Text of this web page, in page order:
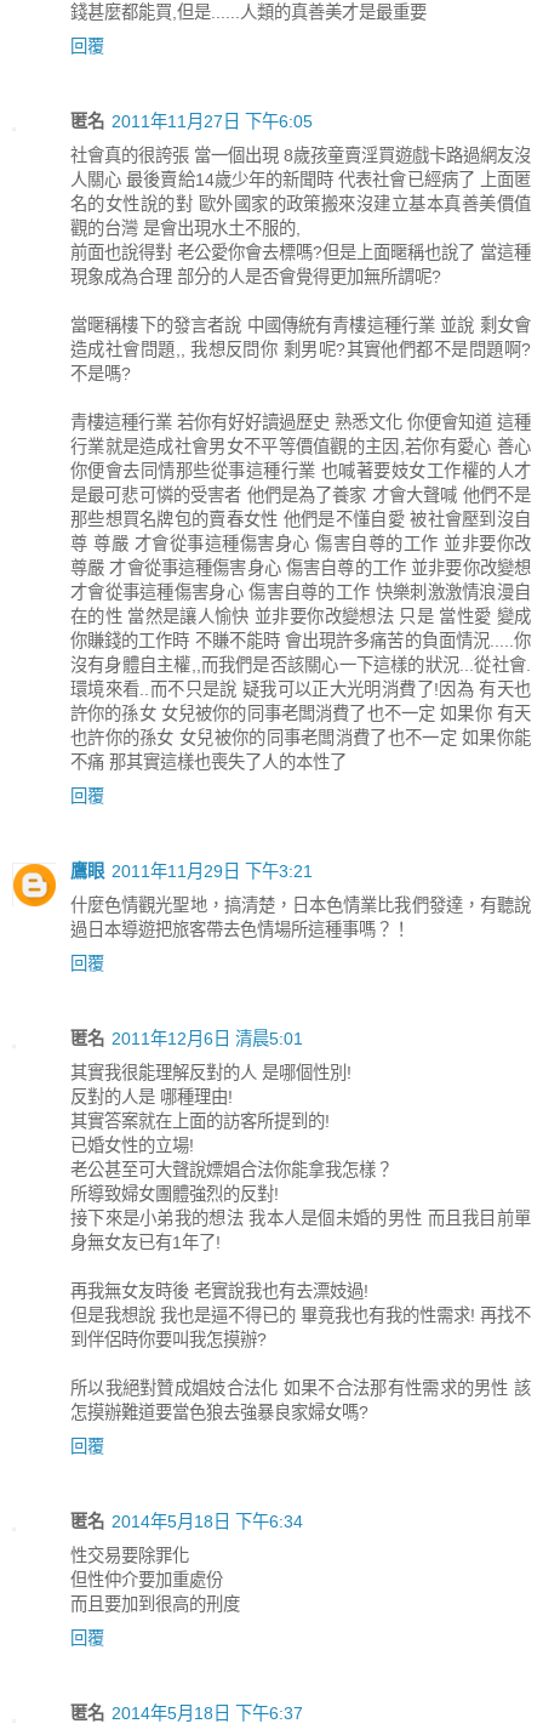
錢甚麼都能買,但是......人類的真善美才是最重要
回覆
匿名 2011年11月27日 下午6:05
社會真的很誇張 當一個出現 8歲孩童賣淫買遊戲卡路過網友沒
人關心 最後賣給14歲少年的新聞時 代表社會已經病了 上面匿
名的女性說的對 歐外國家的政策搬來沒建立基本真善美價值
觀的台灣 是會出現水土不服的,
前面也說得對 老公愛你會去標嗎?但是上面暱稱也說了 當這種
現象成為合理 部分的人是否會覺得更加無所謂呢?
當暱稱樓下的發言者說 中國傳統有青樓這種行業 並說 剩女會
造成社會問題,, 我想反問你 剩男呢?其實他們都不是問題啊?
不是嗎?
青樓這種行業 若你有好好讀過歷史 熟悉文化 你便會知道 這種
行業就是造成社會男女不平等價值觀的主因,若你有愛心 善心
你便會去同情那些從事這種行業 也喊著要妓女工作權的人才
是最可悲可憐的受害者 他們是為了養家 才會大聲喊 他們不是
那些想買名牌包的賣春女性 他們是不懂自愛 被社會壓到沒自
尊 尊嚴 才會從事這種傷害身心 傷害自尊的工作 並非要你改
尊嚴 才會從事這種傷害身心 傷害自尊的工作 並非要你改變想
才會從事這種傷害身心 傷害自尊的工作 快樂刺激激情浪漫自
在的性 當然是讓人愉快 並非要你改變想法 只是 當性愛 變成
你賺錢的工作時 不賺不能時 會出現許多痛苦的負面情況.....你
沒有身體自主權,,而我們是否該關心一下這樣的狀況...從社會.
環境來看..而不只是說 疑我可以正大光明消費了!因為 有天也
許你的孫女 女兒被你的同事老闆消費了也不一定 如果你 有天
也許你的孫女 女兒被你的同事老闆消費了也不一定 如果你能
不痛 那其實這樣也喪失了人的本性了
回覆
鷹眼 2011年11月29日 下午3:21
什麼色情觀光聖地，搞清楚，日本色情業比我們發達，有聽說
過日本導遊把旅客帶去色情場所這種事嗎？！
回覆
匿名 2011年12月6日 清晨5:01
其實我很能理解反對的人 是哪個性別!
反對的人是 哪種理由!
其實答案就在上面的訪客所提到的!
已婚女性的立場!
老公甚至可大聲說嫖娼合法你能拿我怎樣？
所導致婦女團體強烈的反對!
接下來是小弟我的想法 我本人是個未婚的男性 而且我目前單
身無女友已有1年了!
再我無女友時後 老實說我也有去漂妓過!
但是我想說 我也是逼不得已的 畢竟我也有我的性需求! 再找不
到伴侶時你要叫我怎摸辦?
所以我絕對贊成娼妓合法化 如果不合法那有性需求的男性 該
怎摸辦難道要當色狼去強暴良家婦女嗎?
回覆
匿名 2014年5月18日 下午6:34
性交易要除罪化
但性仲介要加重處份
而且要加到很高的刑度
回覆
匿名 2014年5月18日 下午6:37